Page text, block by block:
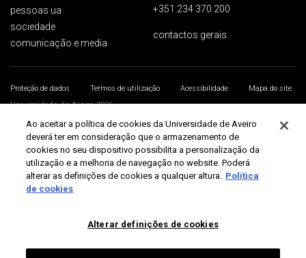
pessoas ua
sociedade
comunicação e media
+351 234 370 200
contactos gerais
Proteção de dados Termos de utilização Acessibilidade
Mapa do site
Universidade de Aveiro 2026
Ao aceitar a política de cookies da Universidade de Aveiro
deverá ter em consideração que o armazenamento de
cookies no seu dispositivo possibilita a personalização da
utilização e a melhoria de navegação no website. Poderá
alterar as definições de cookies a qualquer altura. Política
de cookies
Alterar definições de cookies